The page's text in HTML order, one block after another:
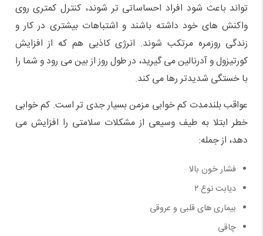
تواند باعث شود افراد احساساتی تر شوند، کنترل کمتری روی
واکنش های خود داشته باشند و اشتباهات بیشتری در کار و
زندگی روزمره مرتکب شوند. انرژی کاذبی هم که از افزایش
کورتیزول و آدرنالین می گیرید، در طول روز از بین می رود و شما را
با خستگی شدیدتر رها می کند.
عواقب بلندمدت کم خوابی مزمن بسیار جدی تر است. کم خوابی
خطر ابتلا به طیف وسیعی از مشکلات سلامتی را افزایش می
دهد، از جمله:
فشار خون بالا
دیابت نوع ۲
بیماری های قلبی و عروقی
چاقی